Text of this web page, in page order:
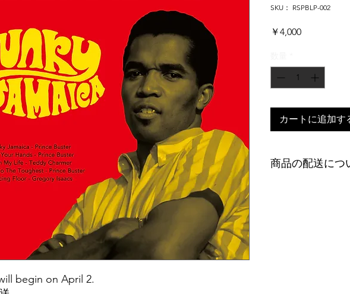
begin on April 2.
SKU： RSPBLP-002
￥4,000価
カートに追加す
商品の配送につ